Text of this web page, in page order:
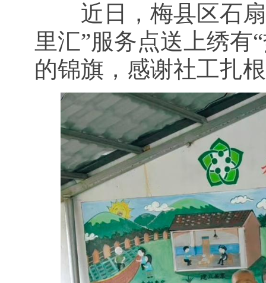
近日，梅县区石扇
里汇”服务点送上绣有
的锦旗，感谢社工扎